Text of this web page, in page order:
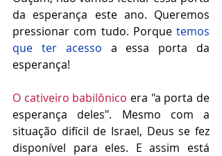
da esperança este ano. Queremos
pressionar com tudo. Porque temos
que ter acesso a essa porta da
esperança!
O cativeiro babilônico era "a porta de
esperança deles". Mesmo com a
situação difícil de Israel, Deus se fez
disponível para eles. E assim está